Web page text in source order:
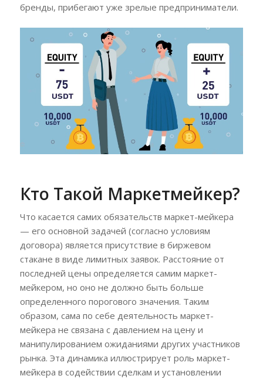
бренды, прибегают уже зрелые предприниматели.
Кто Такой Маркетмейкер?
Что касается самих обязательств маркет-мейкера
— его основной задачей (согласно условиям
договора) является присутствие в биржевом
стакане в виде лимитных заявок. Расстояние от
последней цены определяется самим маркет-
мейкером, но оно не должно быть больше
определенного порогового значения. Таким
образом, сама по себе деятельность маркет-
мейкера не связана с давлением на цену и
манипулированием ожиданиями других участников
рынка. Эта динамика иллюстрирует роль маркет-
мейкера в содействии сделкам и установлении